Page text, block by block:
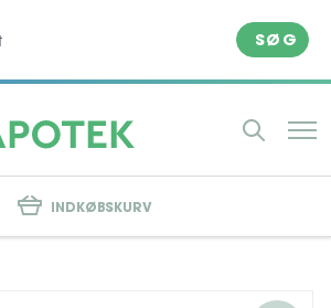
SØG
INDKØBSKURV